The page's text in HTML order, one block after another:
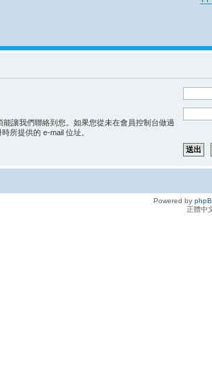
能讓我們聯絡到您。如果您從未在會員控制台做過
所提供的 e-mail 位址。
Powered by
正體中